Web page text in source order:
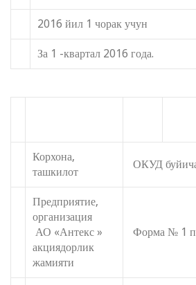
2016 йил 1 чорак учун
За 1 -квартал 2016 года.
Корхона,
ташкилот
ОКУД
Предприятие,
организация
АО «Антекс »
акциядорлик
жамияти
Форма № 1